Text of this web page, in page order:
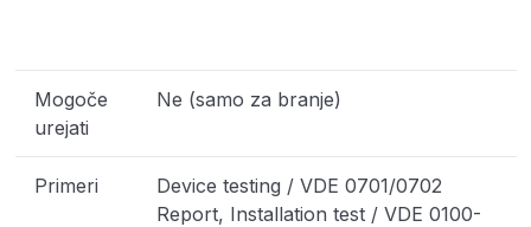
Mogoče
urejati
Ne (samo za branje)
Primeri
Device testing / VDE 0701/0702
Report, Installation test / VDE 0100-